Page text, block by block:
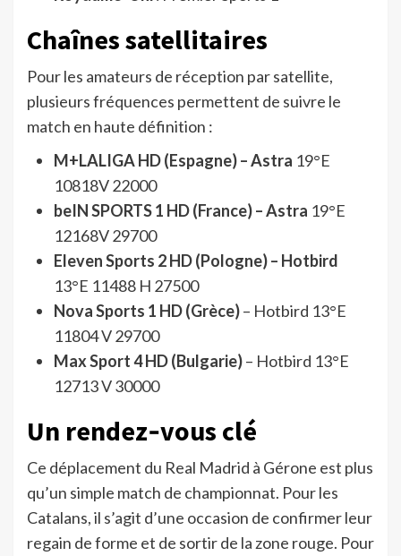
Chaînes satellitaires
Pour les amateurs de réception par satellite,
plusieurs fréquences permettent de suivre le
match en haute définition :
M+LALIGA HD(Espagne) – Astra 19°E
10818V 22000
beIN SPORTS 1 HD (France) – Astra 19°E
12168V 29700
Eleven Sports 2 HD (Pologne) – Hotbird
13°E 11488 H 27500
Nova Sports 1 HD (Grèce)– Hotbird 13°E
11804 V 29700
Max Sport 4 HD (Bulgarie)– Hotbird 13°E
12713 V 30000
Un rendez‑vous clé
Ce déplacement du Real Madrid à Gérone est plus
qu’un simple match de championnat. Pour les
Catalans, il s’agit d’une occasion de confirmer leur
regain de forme et de sortir de la zone rouge. Pour